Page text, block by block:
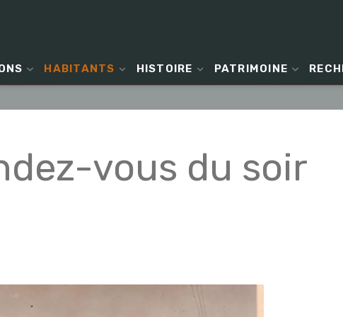
HABITANTS HISTOIRE PATRIMOINE
vous du soir